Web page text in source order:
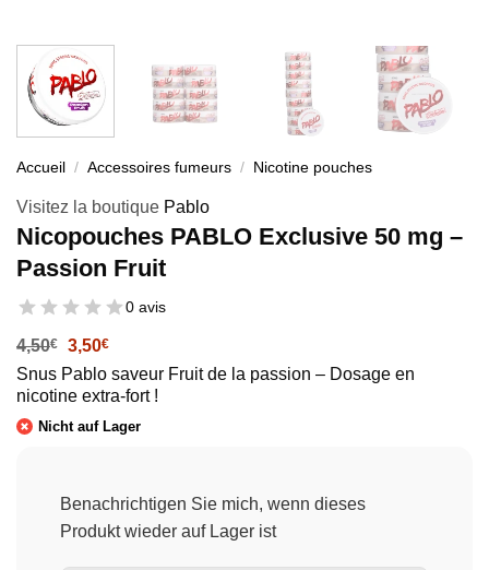
Accueil / Accessoires fumeurs / Nicotine pouches
Visitez la boutique Pablo
Nicopouches PABLO Exclusive 50 mg –
Passion Fruit
0 avis
4,50€
Le
initial
était :
3,50€Le
actuel
est :
Snus Pablo saveur Fruit de la passion – Dosage en
nicotine extra-fort !
Nicht auf Lager
Benachrichtigen Sie mich, wenn dieses
Produkt wieder auf Lager ist